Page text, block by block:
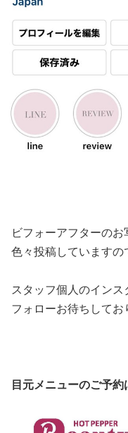
ビフォーアフターのお
色々投稿していますの
スタッフ個人のイン
フォローお待ちしてお
目元メニューのご予約